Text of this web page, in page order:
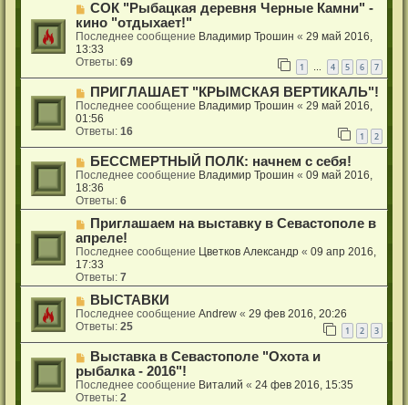
СОК "Рыбацкая деревня Черные Камни" -
кино "отдыхает!"
Последнее сообщение Владимир Трошин «29 май 2016,
13:33
Ответы:69 1 4 5 6 7
ПРИГЛАШАЕТ "КРЫМСКАЯ ВЕРТИКАЛЬ"!
Последнее сообщение Владимир Трошин «29 май 2016,
01:56
Ответы:16 1 2
БЕССМЕРТНЫЙ ПОЛК: начнем с себя!
Последнее сообщение Владимир Трошин «09 май 2016,
18:36
Ответы:6
Приглашаем на выставку в Севастополе в
апреле!
Последнее сообщение Цветков Александр «09 апр 2016,
17:33
Ответы:7
ВЫСТАВКИ
Последнее сообщениеAndrew «29 фев 2016, 20:26
Ответы:25 1 2 3
Выставка в Севастополе "Охота и
рыбалка - 2016"!
Последнее сообщение Виталий «24 фев 2016, 15:35
Ответы:2